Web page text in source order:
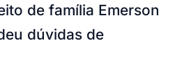
de família Emerson
dúvidas de